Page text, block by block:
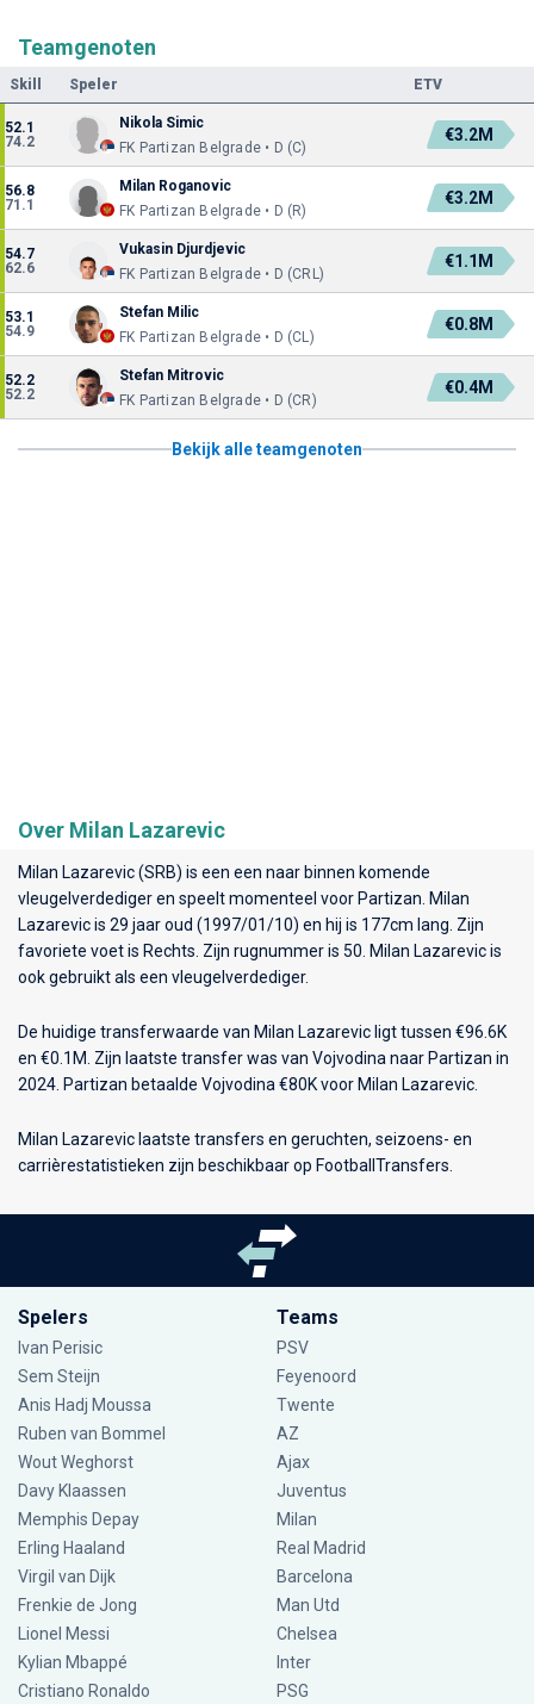
Teamgenoten
Skill Speler ETV
52.1
74.2
Nikola Simic
FK Partizan Belgrade • D (C)
€3.2M
56.8
71.1
Milan Roganovic
FK Partizan Belgrade • D (R)
€3.2M
54.7
62.6
Vukasin Djurdjevic
FK Partizan Belgrade • D (CRL)
€1.1M
53.1
54.9
Stefan Milic
FK Partizan Belgrade • D (CL)
€0.8M
52.2
52.2
Stefan Mitrovic
FK Partizan Belgrade • D (CR)
€0.4M
Bekijk alle teamgenoten
Over Milan Lazarevic
Milan Lazarevic (SRB) is een een naar binnen komende
vleugelverdediger en speelt momenteel voor Partizan . Milan
Lazarevic is 29 jaar oud (1997/01/10) en hij is 177cm lang. Zijn
favoriete voet is Rechts. Zijn rugnummer is 50. Milan Lazarevic is
ook gebruikt als een vleugelverdediger.
De huidige transferwaarde van Milan Lazarevic ligt tussen €96.6K
en €0.1M. Zijn laatste transfer was van Vojvodina naar Partizan in
2024. Partizan betaalde Vojvodina €80K voor Milan Lazarevic.
Milan Lazarevic laatste transfers en geruchten, seizoens- en
carrièrestatistieken zijn beschikbaar op FootballTransfers.
Spelers
Ivan Perisic
Sem Steijn
Anis Hadj Moussa
Ruben van Bommel
Wout Weghorst
Davy Klaassen
Memphis Depay
Erling Haaland
Virgil van Dijk
Frenkie de Jong
Lionel Messi
Kylian Mbappé
Cristiano Ronaldo
Teams
PSV
Feyenoord
Twente
AZ
Ajax
Juventus
Milan
Real Madrid
Barcelona
Man Utd
Chelsea
Inter
PSG